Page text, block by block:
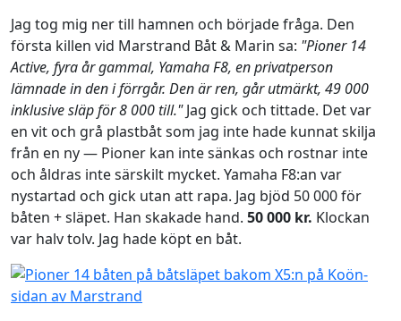
Jag tog mig ner till hamnen och började fråga. Den
första killen vid Marstrand Båt & Marin sa: "Pioner 14
Active, fyra år gammal, Yamaha F8, en privatperson
lämnade in den i förrgår. Den är ren, går utmärkt, 49 000
inklusive släp för 8 000 till."Jag gick och tittade. Det var
en vit och grå plastbåt som jag inte hade kunnat skilja
från en ny — Pioner kan inte sänkas och rostnar inte
och åldras inte särskilt mycket. Yamaha F8:an var
nystartad och gick utan att rapa. Jag bjöd 50 000 för
båten + släpet. Han skakade hand. 50 000 kr. Klockan
var halv tolv. Jag hade köpt en båt.